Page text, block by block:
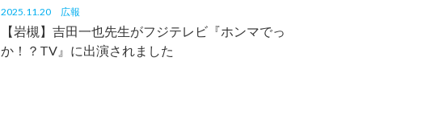
2025.11.20 広報
【岩槻】吉田一也先生がフジテレビ『ホンマでっ
か！？TV』に出演されました